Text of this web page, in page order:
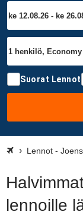
Suorat Lennot
Lennot -
lennoille